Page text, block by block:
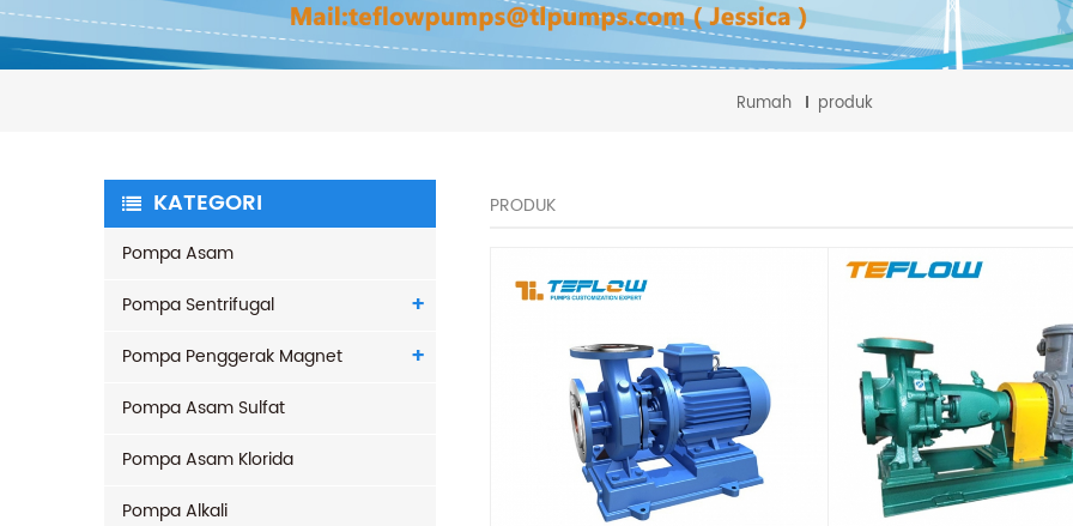
Rumah produk
KATEGORI
Pompa Asam
Pompa Sentrifugal
Pompa Penggerak Magnet
Pompa Asam Sulfat
Pompa Asam Klorida
Pompa Alkali
PRODUK